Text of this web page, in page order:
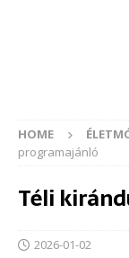
HOME
programajánló
Téli
2026-01-02